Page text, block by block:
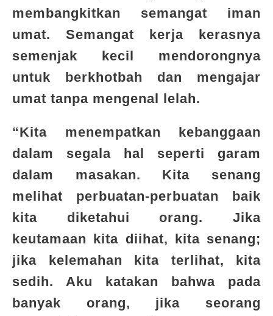
membangkitkan semangat iman
umat. Semangat kerja kerasnya
semenjak kecil mendorongnya
untuk berkhotbah dan mengajar
umat tanpa mengenal lelah.
“Kita menempatkan kebanggaan
dalam segala hal seperti garam
dalam masakan. Kita senang
melihat perbuatan-perbuatan baik
kita diketahui orang. Jika
keutamaan kita diihat, kita senang;
jika kelemahan kita terlihat, kita
sedih. Aku katakan bahwa pada
banyak orang, jika seorang